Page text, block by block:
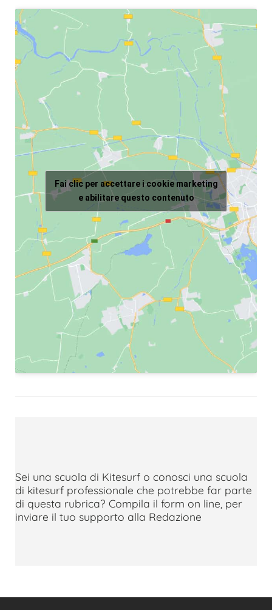
Fai clic per accettare i cookie marketing
e abilitare questo contenuto
Sei una scuola di Kitesurf o conosci una scuola
di kitesurf professionale che potrebbe far parte
di questa rubrica? Compila il form on line, per
inviare il tuo supporto alla Redazione